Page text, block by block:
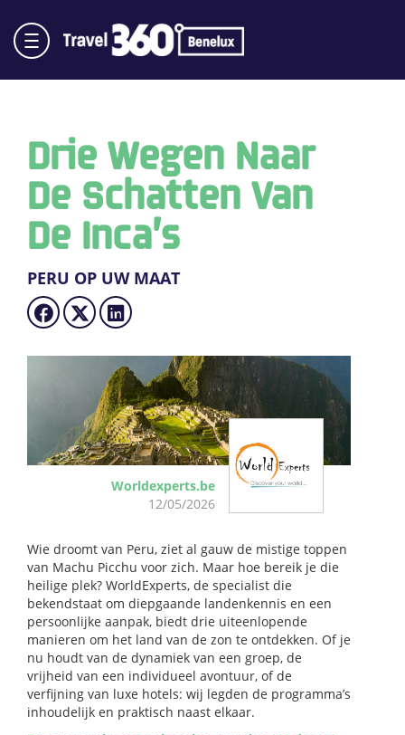
Drie Wegen Naar
De Schatten Van
De Inca’s
PERU OP UW MAAT
Worldexperts.be
12/05/2026
Wie droomt van Peru, ziet al gauw de mistige toppen
van Machu Picchu voor zich. Maar hoe bereik je die
heilige plek? WorldExperts, de specialist die
bekendstaat om diepgaande landenkennis en een
persoonlijke aanpak, biedt drie uiteenlopende
manieren om het land van de zon te ontdekken. Of je
nu houdt van de dynamiek van een groep, de
vrijheid van een individueel avontuur, of de
verfijning van luxe hotels: wij legden de programma’s
inhoudelijk en praktisch naast elkaar.